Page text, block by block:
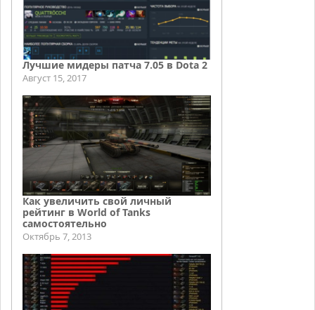
Лучшие мидеры патча 7.05 в Dota 2
Август 15, 2017
Как увеличить свой личный
рейтинг в World of Tanks
самостоятельно
Октябрь 7, 2013